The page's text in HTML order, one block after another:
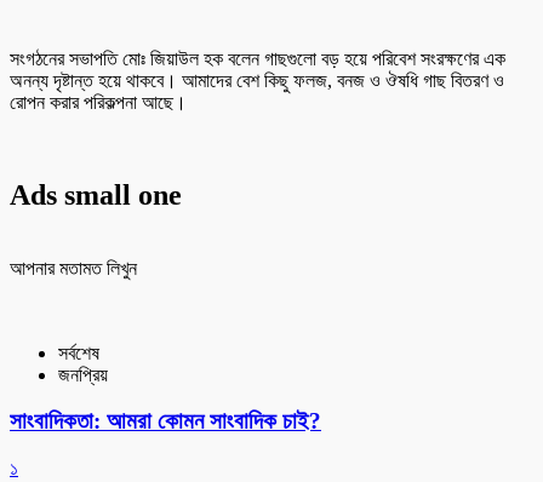
সংগঠনের সভাপতি মোঃ জিয়াউল হক বলেন গাছগুলো বড় হয়ে পরিবেশ সংরক্ষণের এক
অনন্য দৃষ্টান্ত হয়ে থাকবে। আমাদের বেশ কিছু ফলজ, বনজ ও ঔষধি গাছ বিতরণ ও
রোপন করার পরিকল্পনা আছে।
Ads small one
আপনার মতামত লিখুন
সর্বশেষ
জনপ্রিয়
সাংবাদিকতা: আমরা কোমন সাংবাদিক চাই?
১